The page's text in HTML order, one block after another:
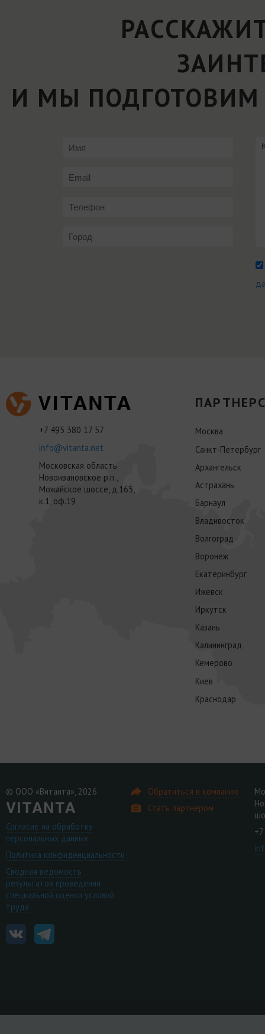
И МЫ ПОДГОТОВИМ
+7 495 380 17 57
info@vitanta.net
Московская область
Новоивановское р.п.,
Можайское шоссе, д.165,
к.1, оф.19
Москва
Санкт-Петербург
Архангельск
Астрахань
Барнаул
Владивосток
Волгоград
Воронеж
Екатеринбург
Ижевск
Иркутск
Казань
Калининград
Кемерово
Киев
Краснодар
© ООО «Витанта», 2026
Согласие на обработку
персональных данных
Политика конфиденциальности
Сводная ведомость
результатов проведения
специальной оценки условий
труда
Обратиться в компанию
Стать партнером